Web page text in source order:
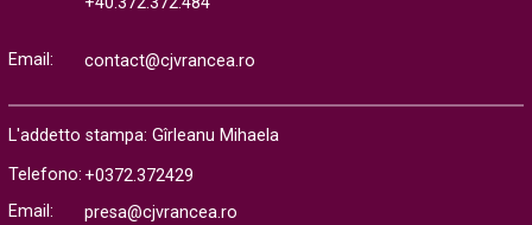
Email: contact@cjvrancea.ro
L'addetto stampa: Gîrleanu Mihaela
Telefono: +0372.372429
Email:
presa@cjvrancea.ro